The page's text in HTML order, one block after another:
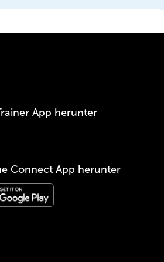
App herunter
Connect App herunter